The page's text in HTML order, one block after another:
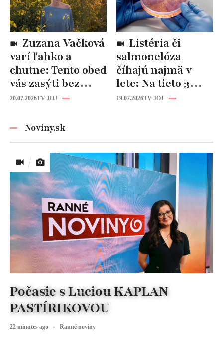
varí ľahko a
chutne: Tento obed
vás zasýti bez
zbytočných kalórií
20.07.2026TV JOJ
salmonelóza
číhajú najmä v
lete: Na tieto 3
pravidlá pri jedle
19.07.2026TV JOJ
Noviny.sk
Počasie s Luciou KAPLAN
PASTÍRIKOVOU
22 minutes ago Ranné noviny